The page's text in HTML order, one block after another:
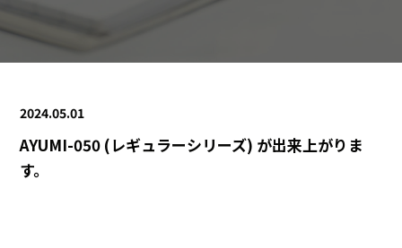
2024.05.01
AYUMI-050 (レギュラーシリーズ) が出来上がりま
す。